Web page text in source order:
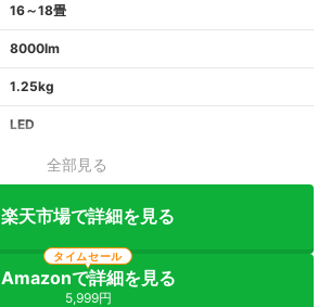
16～18畳
8000lm
1.25kg
LED
全部見る
楽天市場で詳細を見る
Amazonで詳細を見る
5,999円
タイムセール